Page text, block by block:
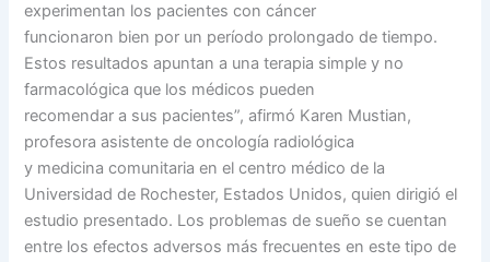
experimentan los pacientes con cáncer
funcionaron bien por un período prolongado de tiempo.
Estos resultados apuntan a una terapia simple y no
farmacológica que los médicos pueden
recomendar a sus pacientes”, afirmó Karen Mustian,
profesora asistente de oncología radiológica
y medicina comunitaria en el centro médico de la
Universidad de Rochester, Estados Unidos, quien dirigió el
estudio presentado. Los problemas de sueño se cuentan
entre los efectos adversos más frecuentes en este tipo de